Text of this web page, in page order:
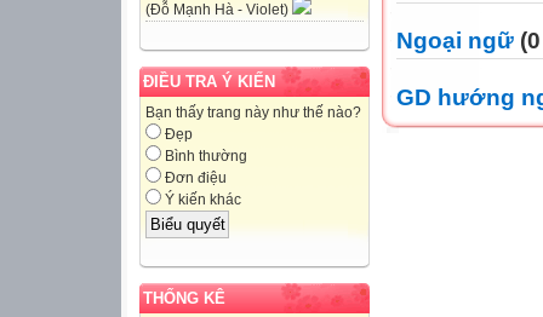
(Đỗ Mạnh Hà - Violet)
ĐIỀU TRA Ý KIẾN
Bạn thấy trang này như thế nào?
Đẹp
Bình thường
Đơn điệu
Ý kiến khác
THỐNG KÊ
Ngoại ngữ
GD hướng